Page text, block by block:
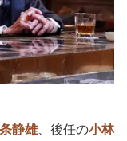
静雄、後任の小林